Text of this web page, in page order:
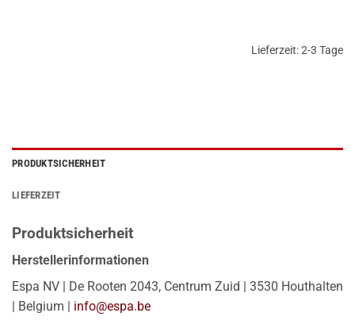
Lieferzeit:2-3 Tage
PRODUKTSICHERHEIT
LIEFERZEIT
Produktsicherheit
Herstellerinformationen
Espa NV | De Rooten 2043, Centrum Zuid | 3530 Houthalten
| Belgium | info@espa.be